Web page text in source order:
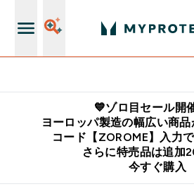
💙ゾロ目セール開
ヨーロッパ製造の幅広い商
コード【ZOROME】入力
さらに特売品は追加
今すぐ購入